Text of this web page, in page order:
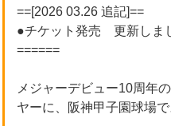
==[2026 03.26 追記]==
●チケット発売 更新しま
======
メジャーデビュー10周年
ヤーに、阪神甲子園球場